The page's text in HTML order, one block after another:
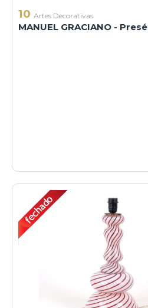
10 Artes Decorativas
MANUEL GRACIANO -